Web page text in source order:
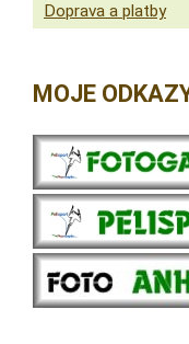
Doprava a platby
MOJE